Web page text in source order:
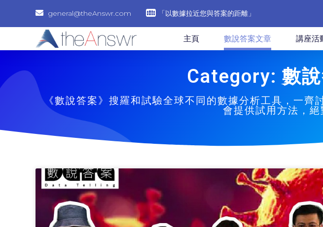
general@theAnswr.com 「以數據拉近您與答案的距離」
主頁 數說答案文章 講座活
Category: 數
《數說答案》搜羅和試驗全球不同的數據分析工具，一齊
會提供試用方法，絕